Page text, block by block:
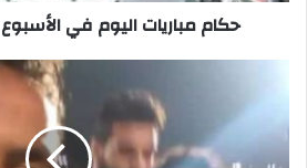
حكام مباريات اليوم في
اسلام
الحاوي
13
عام